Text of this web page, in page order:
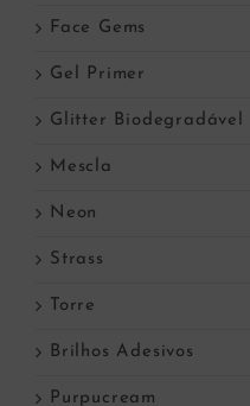
Face Gems
Gel Primer
Glitter Biodegradável
Mescla
Neon
Strass
Torre
Brilhos Adesivos
Purpucream